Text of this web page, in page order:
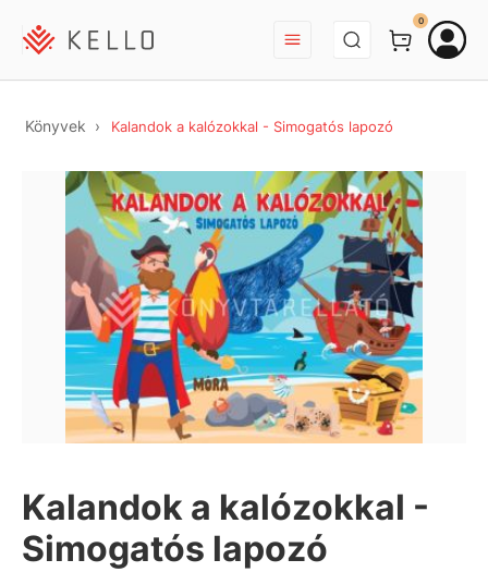
BEJELENTKEZÉS
0
Könyvek Kalandok a kalózokkal - Simogatós lapozó
Kalandok a kalózokkal -
Simogatós lapozó